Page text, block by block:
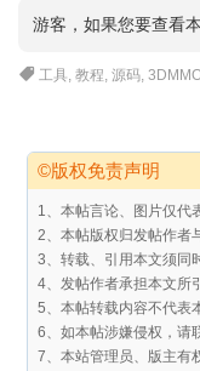
游客，如果您要查看
工具 ,教程 ,源码 ,
©版权免责声明
1、本帖言论、图片仅代
2、本帖版权归发帖作者
3、转载、引用本文须同
4、发帖作者承担本文所
5、本帖转载内容不代表
6、如本帖涉嫌侵权，请
7、本站管理员、版主有